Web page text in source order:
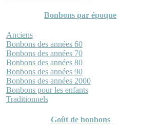
Bonbons par époque
Anciens
Bonbons des années 60
Bonbons des années 70
Bonbons des années 80
Bonbons des années 90
Bonbons des années 2000
Bonbons pour les enfants
Traditionnels
Goût de bonbons